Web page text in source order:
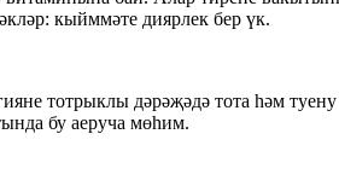
кыйммәте диярлек бер үк.
тотрыклы дәрәҗәдә тота һәм
бу аеруча мөһим.